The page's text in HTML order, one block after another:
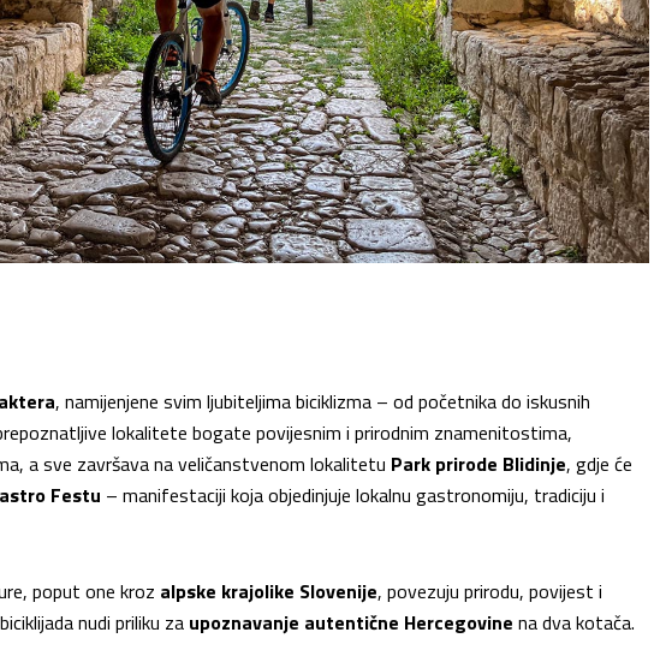
, namijenjene svim ljubiteljima biciklizma – od početnika do iskusnih
lokalitete bogate povijesnim i prirodnim znamenitostima,
a sve završava na veličanstvenom lokalitetu Park prirode Blidinje, gdje će
Festu – manifestaciji koja objedinjuje lokalnu gastronomiju, tradiciju i
poput one kroz alpske krajolike Slovenije, povezuju prirodu, povijest i
nudi priliku za upoznavanje autentične Hercegovine na dva kotača.